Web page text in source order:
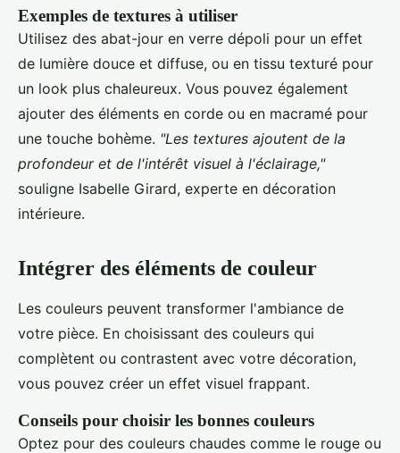
Exemples de textures à utiliser
Utilisez des abat-jour en verre dépoli pour un effet
de lumière douce et diffuse, ou en tissu texturé pour
un look plus chaleureux. Vous pouvez également
ajouter des éléments en corde ou en macramé pour
une touche bohème. "Les textures ajoutent de la
profondeur et de l'intérêt visuel à l'éclairage,"
souligne Isabelle Girard, experte en décoration
intérieure.
Intégrer des éléments de couleur
Les couleurs peuvent transformer l'ambiance de
votre pièce. En choisissant des couleurs qui
complètent ou contrastent avec votre décoration,
vous pouvez créer un effet visuel frappant.
Conseils pour choisir les bonnes couleurs
Optez pour des couleurs chaudes comme le rouge ou